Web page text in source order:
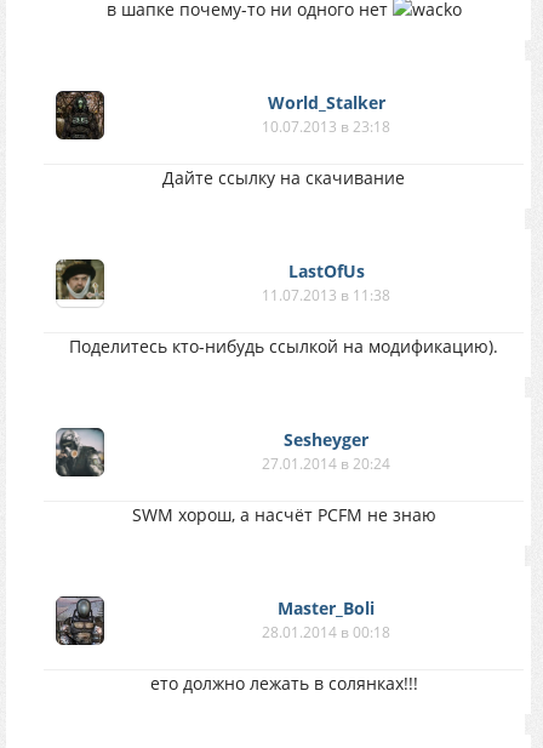
в шапке почему-то ни одного нет
World_Stalker
10.07.2013 в 23:18
Дайте ссылку на скачивание
LastOfUs
11.07.2013 в 11:38
Поделитесь кто-нибудь ссылкой на модификацию).
Sesheyger
27.01.2014 в 20:24
SWM хорош, а насчёт PCFM не знаю
Master_Boli
28.01.2014 в 00:18
ето должно лежать в солянках!!!